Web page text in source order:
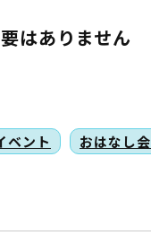
ありません
ベント おはなし会